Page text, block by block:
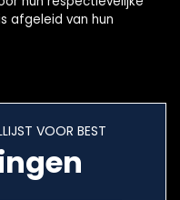
afgeleid van hun
VOOR BEST